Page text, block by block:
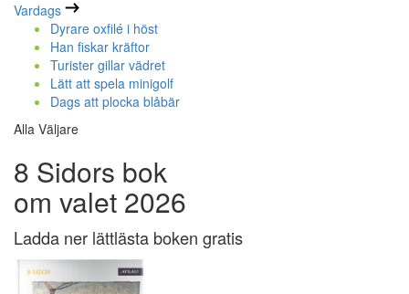
Vardags
Dyrare oxfilé i höst
Han fiskar kräftor
Turister gillar vädret
Lätt att spela minigolf
Dags att plocka blåbär
Alla Väljare
8 Sidors bok
om valet 2026
Ladda ner lättlästa boken gratis